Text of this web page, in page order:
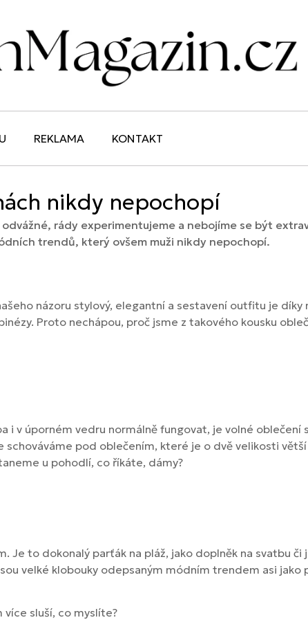
REKLAMA KONTAKT
nikdy nepochopí
rády experimentujeme a nebojíme se být
trendů, který ovšem muži nikdy nepochopí.
názoru stylový, elegantní a sestavení outfitu je díky
Proto nechápou, proč jsme z takového kousku
i v úporném vedru normálně fungovat, je volné oblečení
schováváme pod oblečením, které je o dvě velikosti
u pohodlí, co říkáte, dámy?
to dokonalý parťák na pláž, jako doplněk na svatbu či
velké klobouky odepsaným módním trendem asi jako
více sluší, co myslíte?